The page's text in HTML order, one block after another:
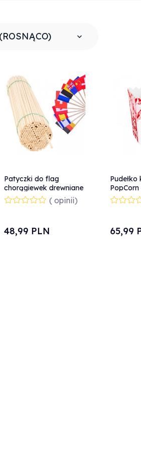
Patyczki do flag
chorągiewek drewniane
bukowe 50cm/5mm
100szt
( opinii)
48,99 PLN
PopCorn
MAŁY
65,99